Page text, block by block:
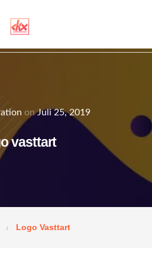
onJuli 25, 2019
vasttart
Logo Vasttart